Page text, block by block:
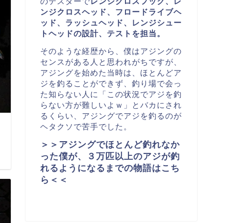
ンジクロスヘッド、 フロードライブヘ
ッド、ラッシュヘッド、レンジシュー
トヘッドの設計、テストを担当。
そのような経歴から、僕はアジングの
センスがある人と思われがちですが、
アジングを始めた当時は、ほとんどア
ジを釣ることができず、釣り場で会っ
た知らない人に「この状況でアジを釣
らない方が難しいよｗ」とバカにされ
るくらい、アジングでアジを釣るのが
ヘタクソで苦手でした。
＞＞アジングでほとんど釣れなか
った僕が、３万匹以上のアジが釣
れるようになるまでの物語はこち
ら＜＜